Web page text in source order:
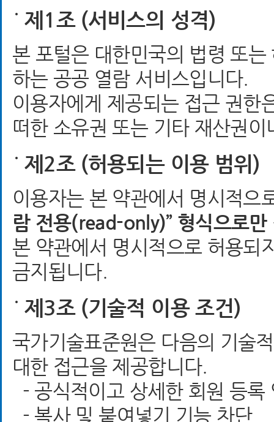
제1조 (서비스의 성격)
본 포털은 대한민국의 법령 또
하는 공공 열람 서비스입니다.
이용자에게 제공되는 접근 권한
떠한 소유권 또는 기타 재산권
제2조 (허용되는 이용 범위)
이용자는 본 약관에서 명시적으
람 전용(read-only)” 형식으로만
본 약관에서 명시적으로 허용되
금지됩니다.
제3조 (기술적 이용 조건)
국가기술표준원은 다음의 기술
대한 접근을 제공합니다.
- 공식적이고 상세한 회원 등록
- 복사 및 붙여넣기 기능 차단